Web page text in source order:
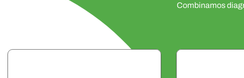
Combinamos